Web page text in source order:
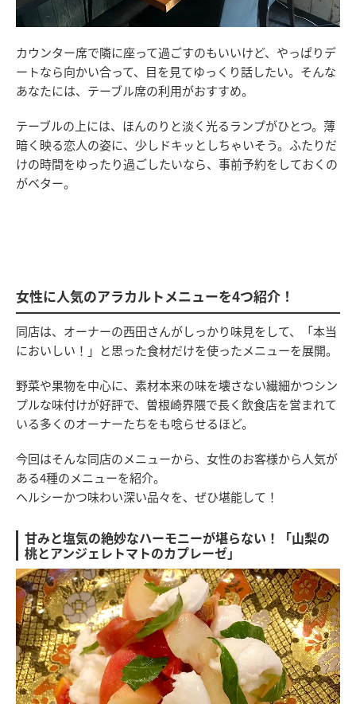
カウンター席で隣に座って過ごすのもいいけど、やっぱりデ
ートなら向かい合って、目を見てゆっくり話したい。そんな
あなたには、テーブル席の利用がおすすめ。
テーブルの上には、ほんのりと淡く光るランプがひとつ。薄
暗く映る恋人の姿に、少しドキッとしちゃいそう。ふたりだ
けの時間をゆったり過ごしたいなら、事前予約をしておくの
がベター。
女性に人気のアラカルトメニューを4つ紹介！
同店は、オーナーの西田さんがしっかり味見をして、「本当
においしい！」と思った食材だけを使ったメニューを展開。
野菜や果物を中心に、素材本来の味を壊さない繊細かつシン
プルな味付けが好評で、曽根崎界隈で長く飲食店を営まれて
いる多くのオーナーたちをも唸らせるほど。
今回はそんな同店のメニューから、女性のお客様から人気が
ある4種のメニューを紹介。
ヘルシーかつ味わい深い品々を、ぜひ堪能して！
甘みと塩気の絶妙なハーモニーが堪らない！「山梨の
桃とアンジェレトマトのカプレーゼ」